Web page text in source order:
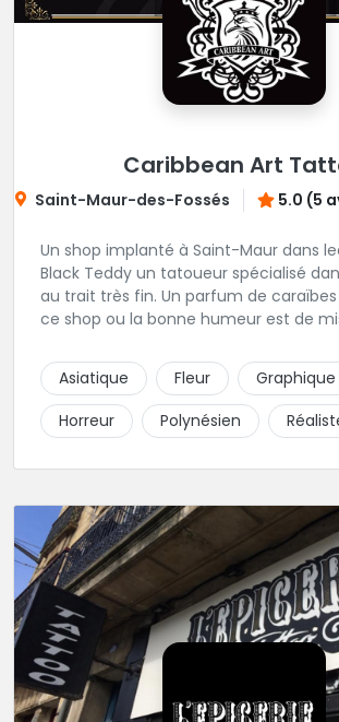
Caribbean Art
Saint-Maur-des-Fossés 5.0 (5
Un shop implanté à Saint-Maur dans
Black Teddy un tatoueur spécialisé
au trait très fin. Un parfum de
ce shop ou la bonne humeur est de
Asiatique
Fleur
Graphique
Horreur
Polynésien